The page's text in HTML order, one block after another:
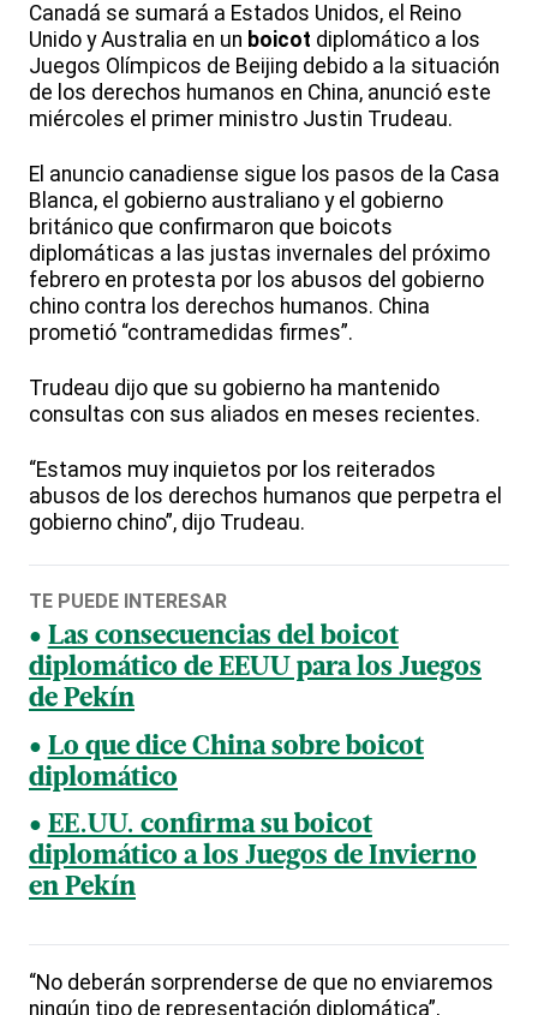
Canadá se sumará a Estados Unidos, el Reino
Unido y Australia en un boicot diplomático a los
Juegos Olímpicos de Beijing debido a la situación
de los derechos humanos en China, anunció este
miércoles el primer ministro Justin Trudeau.
El anuncio canadiense sigue los pasos de la Casa
Blanca, el gobierno australiano y el gobierno
británico que confirmaron que boicots
diplomáticas a las justas invernales del próximo
febrero en protesta por los abusos del gobierno
chino contra los derechos humanos. China
prometió “contramedidas firmes”.
Trudeau dijo que su gobierno ha mantenido
consultas con sus aliados en meses recientes.
“Estamos muy inquietos por los reiterados
abusos de los derechos humanos que perpetra el
gobierno chino”, dijo Trudeau.
TE PUEDE INTERESAR
Las consecuencias del boicot
diplomático de EEUU para los Juegos
de Pekín
Lo que dice China sobre boicot
diplomático
EE.UU. confirma su boicot
diplomático a los Juegos de Invierno
en Pekín
“No deberán sorprenderse de que no enviaremos
ningún tipo de representación diplomática”,